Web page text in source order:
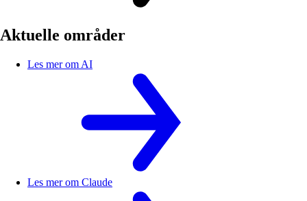
Aktuelle områder
Les mer om AI
Les mer om Claude